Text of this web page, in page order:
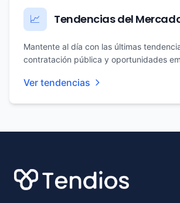
📈 Tendencias del
Mantente al día con las últimas
contratación pública y oportunidades
Ver tendencias